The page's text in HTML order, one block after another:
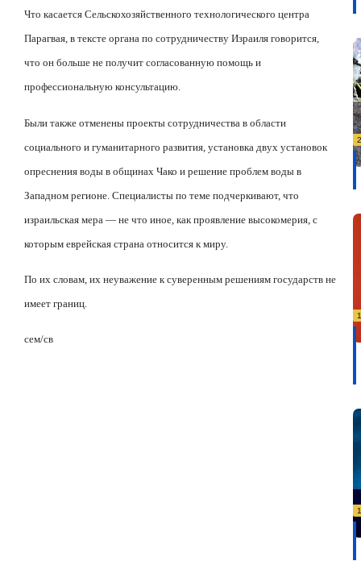
Что касается Сельскохозяйственного технологического центра
Парагвая, в тексте органа по сотрудничеству Израиля говорится,
что он больше не получит согласованную помощь и
профессиональную консультацию.
Были также отменены проекты сотрудничества в области
социального и гуманитарного развития, установка двух установок
опреснения воды в общинах Чако и решение проблем воды в
Западном регионе. Специалисты по теме подчеркивают, что
израильская мера — не что иное, как проявление высокомерия, с
которым еврейская страна относится к миру.
По их словам, их неуважение к суверенным решениям государств не
имеет границ.
сем/св